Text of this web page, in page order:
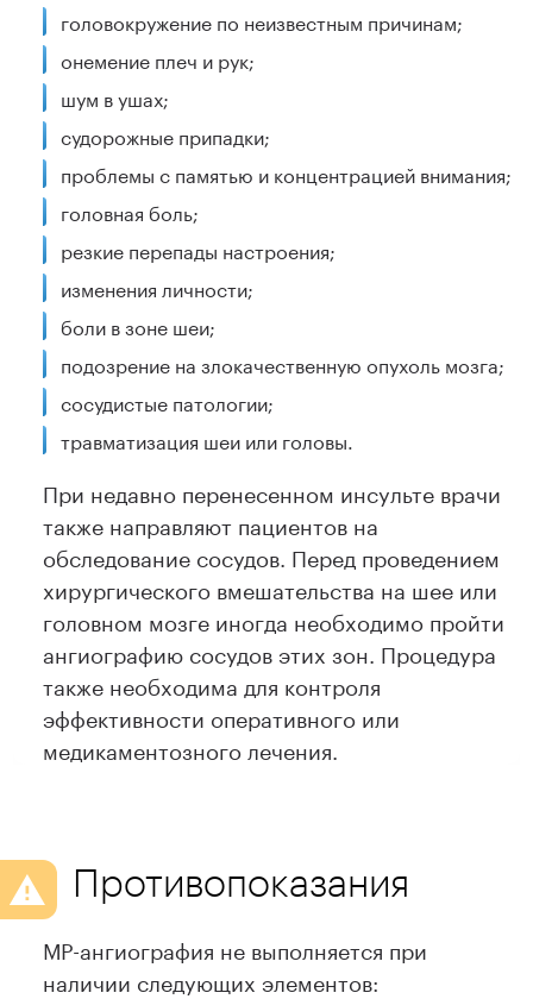
головокружение по неизвестным причинам;
онемение плеч и рук;
шум в ушах;
судорожные припадки;
проблемы с памятью и концентрацией внимания;
головная боль;
резкие перепады настроения;
изменения личности;
боли в зоне шеи;
подозрение на злокачественную опухоль мозга;
сосудистые патологии;
травматизация шеи или головы.
При недавно перенесенном инсульте врачи
также направляют пациентов на
обследование сосудов. Перед проведением
хирургического вмешательства на шее или
головном мозге иногда необходимо пройти
ангиографию сосудов этих зон. Процедура
также необходима для контроля
эффективности оперативного или
медикаментозного лечения.
Противопоказания
МР-ангиография не выполняется при
наличии следующих элементов: